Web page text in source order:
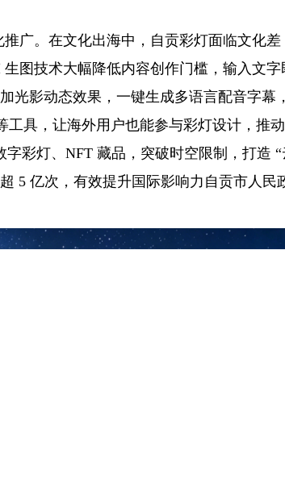
广。在文化出海中，自贡彩灯面临文化差
图技术大幅降低内容创作门槛，输入文字
光影动态效果，一键生成多语言配音字幕
具，让海外用户也能参与彩灯设计，推动
彩灯、NFT 藏品，突破时空限制，打造 “
5 亿次，有效提升国际影响力自贡市人民